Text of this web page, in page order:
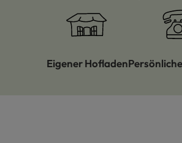
Eigener Hofladen